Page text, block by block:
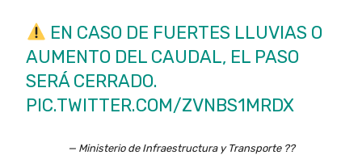
EN CASO DE FUERTES LLUVIAS O
AUMENTO DEL CAUDAL, EL PASO
SERÁ CERRADO.
PIC.TWITTER.COM/ZVNBS1MRDX
— Ministerio de Infraestructura y Transporte ??